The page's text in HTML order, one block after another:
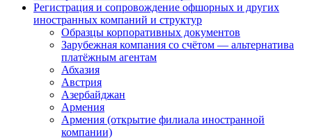
Регистрация и сопровождение офшорных и других
иностранных компаний и структур
Образцы корпоративных документов
Зарубежная компания со счётом — альтернатива
платёжным агентам
Абхазия
Австрия
Азербайджан
Армения
Армения (открытие филиала иностранной
компании)